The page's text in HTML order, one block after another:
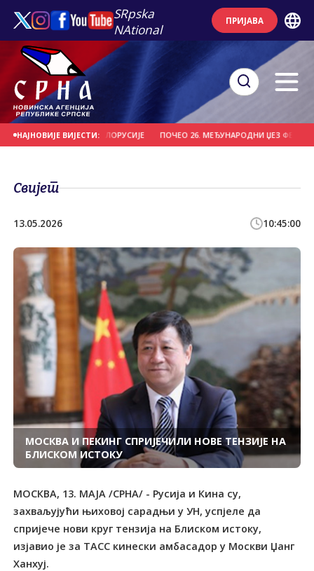
SRpska
NAtional
ПРИЈАВА
НАЈНОВИЈЕ ВИЈЕСТИ:
"ВИТЕБСК" ИЗ БЈЕЛОРУСИЈЕ ПОЧЕО 26. МЕЂУНАРОДНИ ЏЕЗ ФЕСТИВАЛ
Свијет
13.05.2026 10:45:00
МОСКВА И ПЕКИНГ СПРИЈЕЧИЛИ НОВЕ ТЕНЗИЈЕ НА
БЛИСКОМ ИСТОКУ
МОСКВА, 13. МАЈА /СРНА/ - Русија и Кина су,
захваљујући њиховој сарадњи у УН, успјеле да
спријече нови круг тензија на Блиском истоку,
изјавио је за ТАСС кинески амбасадор у Москви Џанг
Ханхуј.